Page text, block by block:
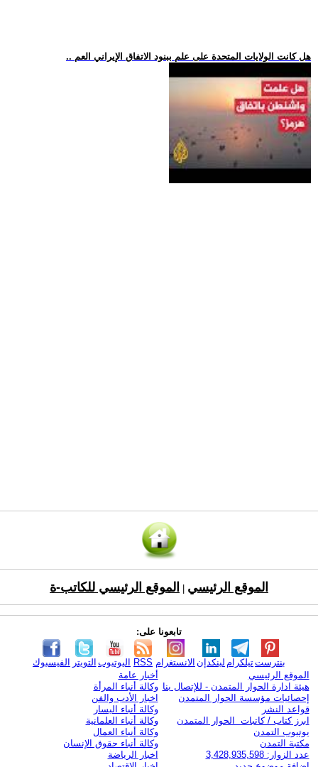
.. هل كانت الولايات المتحدة على علم ببنود الاتفاق الإيراني العم
الموقع الرئيسي الموقع الرئيسي للكاتب-ة
تابعونا على:
الفيسبوك التويتر اليوتيوب RSS الانستغرام لينكدإن تيلكرامبنترست
الموقع الرئيسي
هيئة ادارة الحوار المتمدن - للإتصال بنا
إحصائيات مؤسسة الحوار المتمدن
قواعد النشر
ابرز كتاب / كاتبات الحوار المتمدن
يوتيوب التمدن
مكتبة التمدن
عدد الزوار: 3,428,935,598
أخبار عامة
وكالة أنباء المرأة
اخبار الأدب والفن
وكالة أنباء اليسار
وكالة أنباء العلمانية
وكالة أنباء العمال
وكالة أنباء حقوق الإنسان
اخبار الرياضة